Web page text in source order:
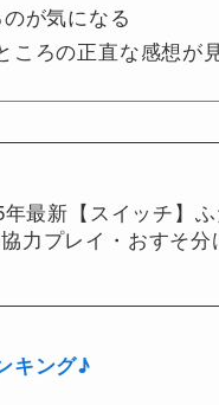
が気になる
ころの正直な感想が
最新【スイッチ】
力プレイ・おすそ分
キング♪